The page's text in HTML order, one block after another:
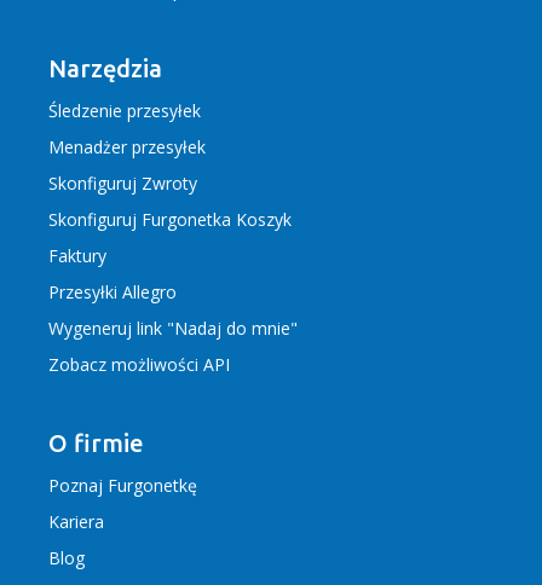
Narzędzia
Śledzenie przesyłek
Menadżer przesyłek
Skonfiguruj Zwroty
Skonfiguruj Furgonetka Koszyk
Faktury
Przesyłki Allegro
Wygeneruj link "Nadaj do mnie"
Zobacz możliwości API
O firmie
Poznaj Furgonetkę
Kariera
Blog